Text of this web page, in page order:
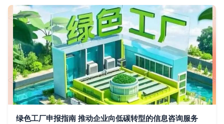
绿色工厂申报指南 推动企业向低碳转型的信息咨询服务